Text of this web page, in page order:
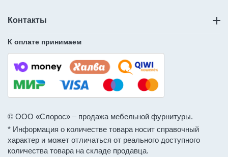
Контакты
К оплате принимаем
© ООО «Слорос» – продажа мебельной фурнитуры.
* Информация о количестве товара носит справочный
характер и может отличаться от реального доступного
количества товара на складе продавца.